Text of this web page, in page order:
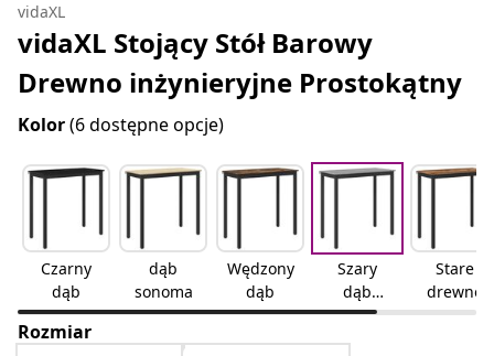
vidaXL
vidaXL Stojący Stół Barowy
Drewno inżynieryjne Prostokątny
Kolor(6 dostępne opcje)
Czarny
dąb
dąb
sonoma
Wędzony
dąb
Szary
dąb
sonoma
Stare
drewno
Rozmiar